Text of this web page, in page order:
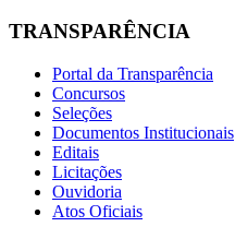
TRANSPARÊNCIA
Portal da Transparência
Concursos
Seleções
Documentos Institucionais
Editais
Licitações
Ouvidoria
Atos Oficiais